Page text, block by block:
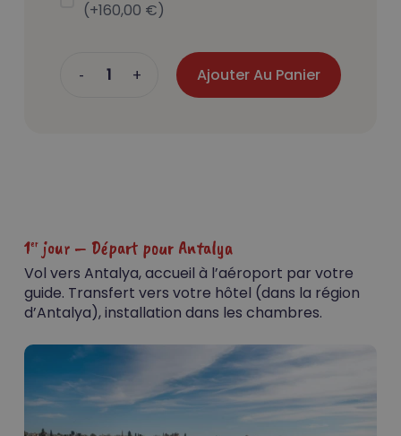
(+160,00 €)
Ajouter Au Panier
1erjour – Départ pour Antalya
Vol vers Antalya, accueil à l’aéroport par votre
guide. Transfert vers votre hôtel (dans la région
d’Antalya), installation dans les chambres.